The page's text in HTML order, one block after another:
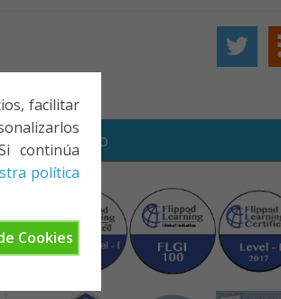
facilitar
continúa
política
Cookies
CONTACTO